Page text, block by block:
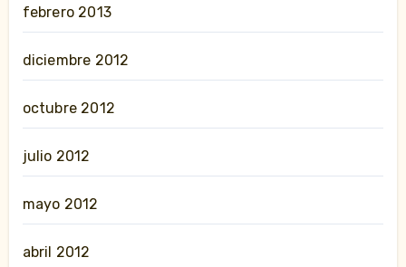
febrero 2013
diciembre 2012
octubre 2012
julio 2012
mayo 2012
abril 2012